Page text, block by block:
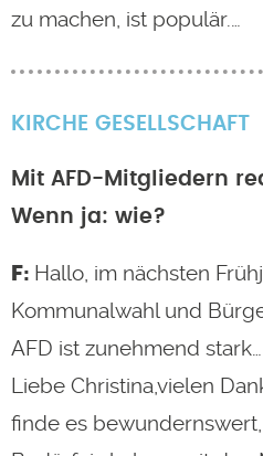
zu machen, ist populär.…
KIRCHE GESELLSCHAFT
Mit AFD-Mitgliedern
Wenn ja: wie?
Hallo, im nächsten
Kommunalwahl und
AFD ist zunehmend stark…
Liebe Christina,vielen
finde es